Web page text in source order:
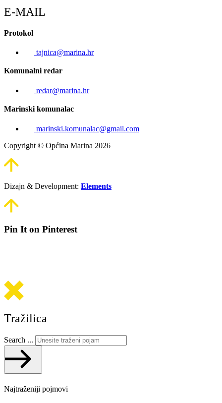
E-MAIL
Protokol
tajnica@marina.hr
Komunalni redar
redar@marina.hr
Marinski komunalac
marinski.komunalac@gmail.com
Copyright © Općina Marina 2026
Dizajn & Development: Elements
Pin It on Pinterest
Tražilica
Search ...
Najtraženiji pojmovi